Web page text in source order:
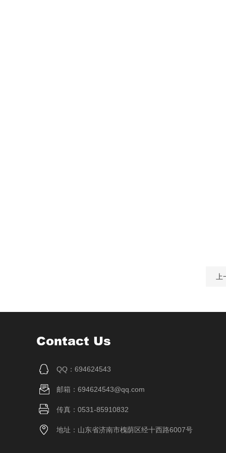
Contact Us
QQ：694624543
邮箱：694624543@qq.com
传真：0531-85910832
地址：山东省济南市槐荫区经十西路6007号